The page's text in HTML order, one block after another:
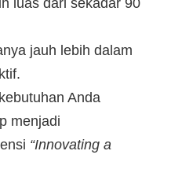
luas dari sekadar 90
jauh lebih dalam
Anda
menjadi
“Innovating a